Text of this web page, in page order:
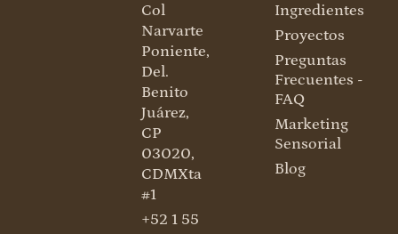
Col
Narvarte
Poniente,
Del.
Benito
Juárez,
CP
03020,
CDMXta
#1
+52 1 55
Ingredientes
Proyectos
Preguntas
Frecuentes -
FAQ
Marketing
Sensorial
Blog